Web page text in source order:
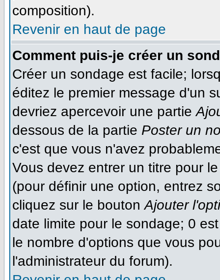
composition).
Revenir en haut de page
Comment puis-je créer un
Créer un sondage est facile;
éditez le premier message d'un
devriez apercevoir une partie
dessous de la partie Poster un
c'est que vous n'avez
Vous devez entrer un titre pour
(pour définir une option, entrez
cliquez sur le boutonAjouter
date limite pour le sondage; 0
le nombre d'options que vous
l'administrateur du forum).